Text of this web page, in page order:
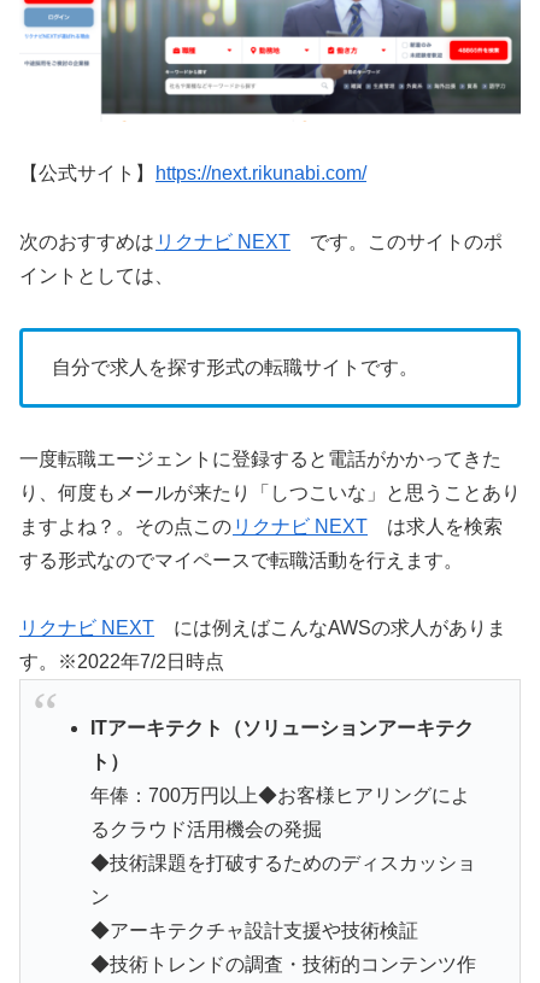
【公式サイト】 https://next.rikunabi.com/
次のおすすめは リクナビ NEXT です。このサイトのポ
イントとしては、
自分で求人を探す形式の転職サイトです。
一度転職エージェントに登録すると電話がかかってきた
り、何度もメールが来たり「しつこいな」と思うことあり
ますよね？。その点この リクナビ NEXT は求人を検索
する形式なのでマイペースで転職活動を行えます。
リクナビ NEXT には例えばこんなAWSの求人がありま
す。※2022年7/2日時点
ITアーキテクト（ソリューションアーキテク
ト）
年俸：700万円以上◆お客様ヒアリングによ
るクラウド活用機会の発掘
◆技術課題を打破するためのディスカッショ
ン
◆アーキテクチャ設計支援や技術検証
◆技術トレンドの調査・技術的コンテンツ作